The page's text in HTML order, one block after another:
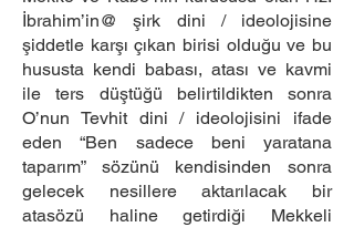
İbrahim’in@ şirk dini / ideolojisine
şiddetle karşı çıkan birisi olduğu ve bu
hususta kendi babası, atası ve kavmi
ile ters düştüğü belirtildikten sonra
O’nun Tevhit dini / ideolojisini ifade
eden “Ben sadece beni yaratana
taparım” sözünü kendisinden sonra
gelecek nesillere aktarılacak bir
atasözü haline getirdiği Mekkeli